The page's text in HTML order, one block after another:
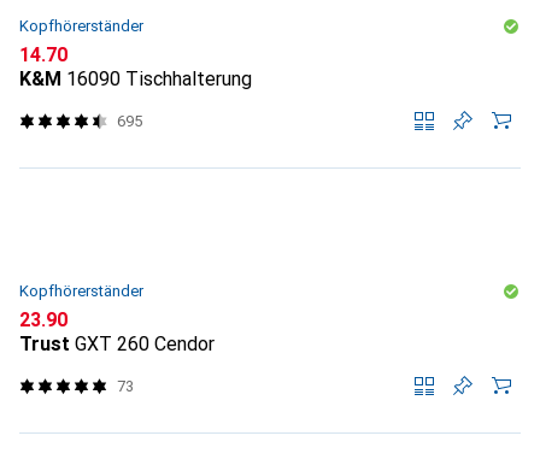
Kopfhörerständer
CHF
14.70
K&M 16090 Tischhalterung
695
Kopfhörerständer
CHF
23.90
Trust GXT 260 Cendor
73